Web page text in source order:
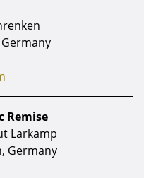
Remise
Larkamp
Germany